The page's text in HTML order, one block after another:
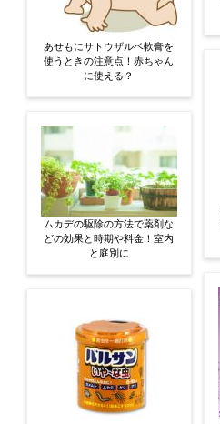
あせもにサトウザルベ軟膏を
使うときの注意点！赤ちゃん
に使える？
ムカデの駆除の方法で薬剤な
どの効果と時期や料金！室内
と庭別に